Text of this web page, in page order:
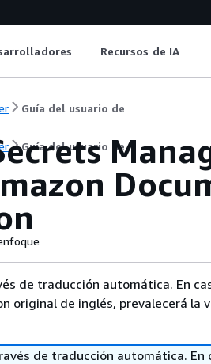
Recursos de IA
Guía del usuario de
Guía del usuario de
de traducción automática. En
original de inglés, prevalecerá la
de traducción automática. En